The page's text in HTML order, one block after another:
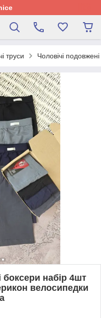
труси Чоловічі
боксери набір 4шт
велосипедки